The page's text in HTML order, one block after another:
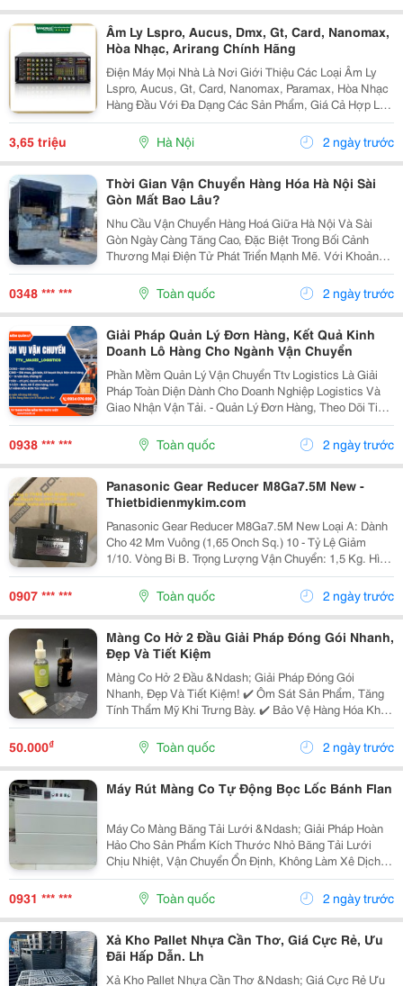
Âm Ly Lspro, Aucus, Dmx, Gt, Card, Nanomax,
Hòa Nhạc, Arirang Chính Hãng
Điện Máy Mọi Nhà Là Nơi Giới Thiệu Các Loại Âm Ly
Lspro, Aucus, Gt, Card, Nanomax, Paramax, Hòa Nhạc
Hàng Đầu Với Đa Dạng Các Sản Phẩm, Giá Cả Hợp Lý,
Vận Chuyển Và Lắp Đặt Nhanh Chóng Mang Đến Cho
Khách Hàng Sự Tiên Lợi Nhất. Âm Ly Bluetooth...
3,65 triệu Hà Nội 2 ngày trước
Thời Gian Vận Chuyển Hàng Hóa Hà Nội Sài
Gòn Mất Bao Lâu?
Nhu Cầu Vận Chuyển Hàng Hoá Giữa Hà Nội Và Sài
Gòn Ngày Càng Tăng Cao, Đặc Biệt Trong Bối Cảnh
Thương Mại Điện Tử Phát Triển Mạnh Mẽ. Với Khoảng
Cách Hơn 1.700 Km, Khách Hàng Luôn Tìm Kiếm Dịch
Vụ Giao Hàng Nhanh Chóng, Giá Cả Hợp Lý Và Đảm
Bảo An...
0348 *** *** Toàn quốc 2 ngày trước
Giải Pháp Quản Lý Đơn Hàng, Kết Quả Kinh
Doanh Lô Hàng Cho Ngành Vận Chuyển
Phần Mềm Quản Lý Vận Chuyển Ttv Logistics Là Giải
Pháp Toàn Diện Dành Cho Doanh Nghiệp Logistics Và
Giao Nhận Vận Tải. - Quản Lý Đơn Hàng, Theo Dõi Tiến
Độ Vận Chuyển - Quản Lý Chi Phí Và Xử Lý Đầy Đủ Các
Chứng Từ Như Bill, Debit/Credit Note,...
0938 *** *** Toàn quốc 2 ngày trước
Panasonic Gear Reducer M8Ga7.5M New -
Thietbidienmykim.com
Panasonic Gear Reducer M8Ga7.5M New Loại A: Dành
Cho 42 Mm Vuông (1,65 Onch Sq.) 10 - Tỷ Lệ Giảm
1/10. Vòng Bi B. Trọng Lượng Vận Chuyển: 1,5 Kg. Hình
Ảnh: Một Số Dòng Hộp Số Panasonic: ... Công Ty Tnhh
Thiết Bị Điện Mỹ Kim,...
0907 *** *** Toàn quốc 2 ngày trước
Màng Co Hở 2 Đầu Giải Pháp Đóng Gói Nhanh,
Đẹp Và Tiết Kiệm
Màng Co Hở 2 Đầu &Ndash; Giải Pháp Đóng Gói
Nhanh, Đẹp Và Tiết Kiệm! ✔️ Ôm Sát Sản Phẩm, Tăng
Tính Thẩm Mỹ Khi Trưng Bày. ✔️ Bảo Vệ Hàng Hóa Khỏi
Bụi Bẩn, Trầy Xước Trong Quá Trình Vận Chuyển. ✔️ Phù
Hợp Đóng Gói Chai, Lon, Hộp, Lốc Nước, Thực...
50.000₫ Toàn quốc 2 ngày trước
Máy Rút Màng Co Tự Động Bọc Lốc Bánh Flan
Máy Co Màng Băng Tải Lưới &Ndash; Giải Pháp Hoàn
Hảo Cho Sản Phẩm Kích Thước Nhỏ Băng Tải Lưới
Chịu Nhiệt, Vận Chuyển Ổn Định, Không Làm Xê Dịch
Sản Phẩm Nhỏ. Nhiệt Phân Bố Đều, Màng Co Căng
Đẹp, Hạn Chế Nhăn Hoặc Cháy Màng. Phù Hợp Với...
0931 *** *** Toàn quốc 2 ngày trước
Xả Kho Pallet Nhựa Cần Thơ, Giá Cực Rẻ, Ưu
Đãi Hấp Dẫn. Lh
Xả Kho Pallet Nhựa Cần Thơ &Ndash; Giá Cực Rẻ Ưu